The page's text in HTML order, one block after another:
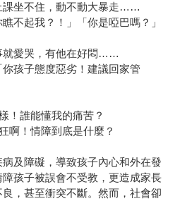
課坐不住，動不動大暴走……
不起我？！」「你是啞巴嗎？」
就愛哭，有他在好悶……
孩子態度惡劣！建議回家管
！誰能懂我的痛苦？
啊！情障到底是什麼？
病及障礙，導致孩子內心和外在發
孩子被誤會不受教，更造成家長
，甚至衝突不斷。然而，社會卻